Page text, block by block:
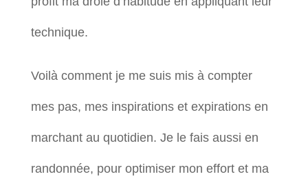
technique.
Voilà comment je me suis mis à compter
mes pas, mes inspirations et expirations en
marchant au quotidien. Je le fais aussi en
randonnée, pour optimiser mon effort et ma